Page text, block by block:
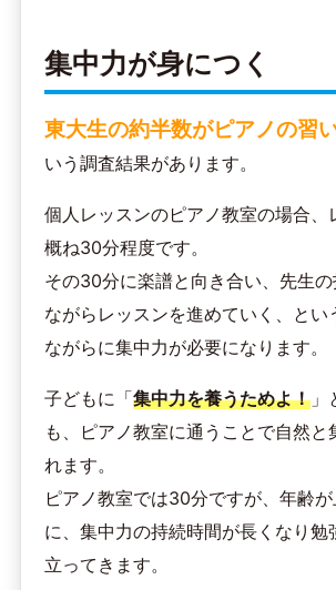
集中力が身につく
東大生の約半数がピアノの習
いう調査結果があります。
個人レッスンのピアノ教室の場合、
概ね30分程度です。
その30分に楽譜と向き合い、先生
ながらレッスンを進めていく、とい
ながらに集中力が必要になります。
子どもに「集中力を養うためよ！」
も、ピアノ教室に通うことで自然と
れます。
ピアノ教室では30分ですが、年齢
に、集中力の持続時間が長くなり勉
立ってきます。